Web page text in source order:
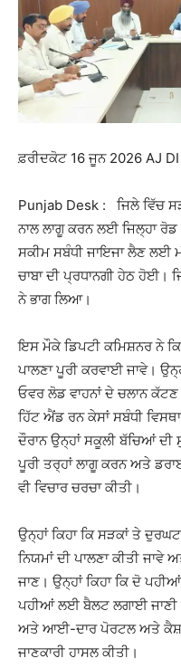
ਫ਼ਰੀਦਕੋਟ 16 ਜੂਨ 2026 AJ DI
Punjab Desk : ਜਿਲੇ ਵਿੱਚ
ਨਾਲ ਲਾਗੂ ਕਰਨ ਲਈ ਜਿਲ੍ਹਾ
ਸਕੀਮ ਸਬੰਧੀ ਜਾਇਜਾ ਲੈਣ ਲਈ
ਚਾਬਾ ਦੀ ਪ੍ਰਧਾਨਗੀ ਹੇਠ ਹੋਈ।
ਨੇ ਭਾਗ ਲਿਆ।
ਇਸ ਮੌਕੇ ਡਿਪਟੀ ਕਮਿਸ਼ਨਰ ਨੇ
ਪਾਲਣਾ ਪੂਰੀ ਕਰਵਾਈ ਜਾਵੇ।
ਓਵਰ ਲੋਡ ਵਾਹਨਾਂ ਦੇ ਚਲਾਨ
ਹਿੱਟ ਐਂਡ ਰਨ ਕੇਸਾਂ ਸਬੰਧੀ
ਦੌਰਾਨ ਉਨ੍ਹਾਂ ਸਕੂਲੀ ਬੱਚਿਆਂ
ਪੂਰੀ ਤਰ੍ਹਾਂ ਲਾਗੂ ਕਰਨ ਅਤੇ
ਵੀ ਵਿਚਾਰ ਚਰਚਾ ਕੀਤੀ।
ਉਨ੍ਹਾਂ ਕਿਹਾ ਕਿ ਸੜਕਾਂ ਤੇ
ਨਿਯਮਾਂ ਦੀ ਪਾਲਣਾ ਕੀਤੀ ਜਾਵੇ
ਜਾਣ। ਉਨ੍ਹਾਂ ਕਿਹਾ ਕਿ ਦੋ
ਪਹੀਆਂ ਲਈ ਬੈਲਟ ਲਗਾਈ ਜਾਣੀ
ਅਤੇ ਆਈ-ਦਾਰ ਪੋਰਟਲ ਅਤੇ
ਜਾਣਕਾਰੀ ਹਾਸਲ ਕੀਤੀ।